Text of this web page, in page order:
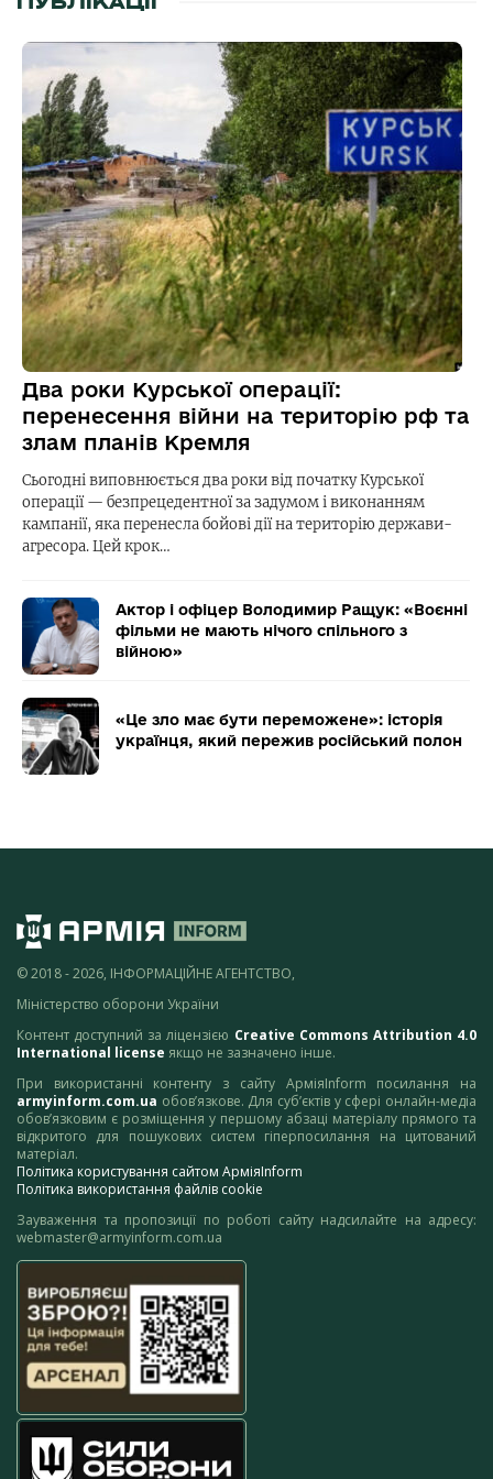
Два роки Курської операції:
перенесення війни на територію рф та
злам планів Кремля
Сьогодні виповнюється два роки від початку Курської
операції — безпрецедентної за задумом і виконанням
кампанії, яка перенесла бойові дії на територію держави-
агресора. Цей крок…
Актор і офіцер Володимир Ращук: «Воєнні
фільми не мають нічого спільного з
війною»
«Це зло має бути переможене»: історія
українця, який пережив російський полон
© 2018 - 2026, ІНФОРМАЦІЙНЕ АГЕНТСТВО,
Міністерство оборони України
Контент доступний за ліцензією Creative Commons Attribution 4.0
International license якщо не зазначено інше.
При використанні контенту з сайту АрміяInform посилання на
armyinform.com.ua обов’язкове. Для суб’єктів у сфері онлайн-медіа
обов’язковим є розміщення у першому абзаці матеріалу прямого та
відкритого для пошукових систем гіперпосилання на цитований
матеріал.
Політика користування сайтом АрміяInform
Політика використання файлів cookie
Зауваження та пропозиції по роботі сайту надсилайте на адресу:
webmaster@armyinform.com.ua